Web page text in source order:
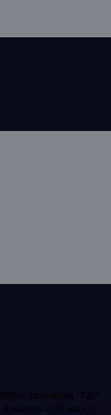
коллекция "Tab"
высота - 333 мм ± 3